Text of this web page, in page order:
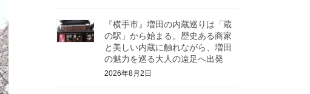
『横手市』増田の内蔵巡りは「蔵
の駅」から始まる。歴史ある商家
と美しい内蔵に触れながら、増田
の魅力を巡る大人の遠足へ出発
2026年8月2日